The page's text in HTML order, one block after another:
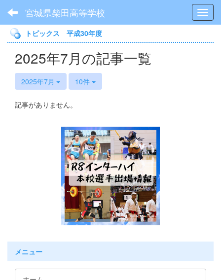
宮城県柴田高等学校
トピックス 平成30年度
2025年7月の記事一覧
2025年7月 10件
記事がありません。
メニュー